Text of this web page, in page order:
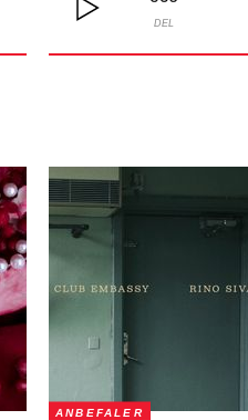
DEL
ANBEFALER